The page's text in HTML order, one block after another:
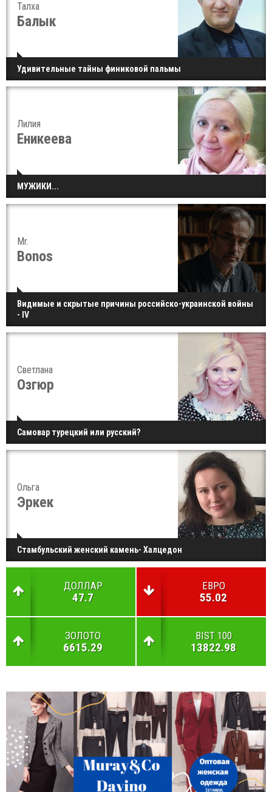
Талха
Балык
Удивительные тайны финиковой пальмы
Лилия
Еникеева
МУЖИКИ...
Mr.
Bonos
Видимые и скрытые причины российско-украинской войны
- IV
Светлана
Озгюр
Самовар турецкий или русский?
Ольга
Эркек
Стамбульский женский камень- Халцедон
ДОЛЛАР
47.7
ЕВРО
55.02
ЗОЛОТО
6615.29
BIST 100
13822.98